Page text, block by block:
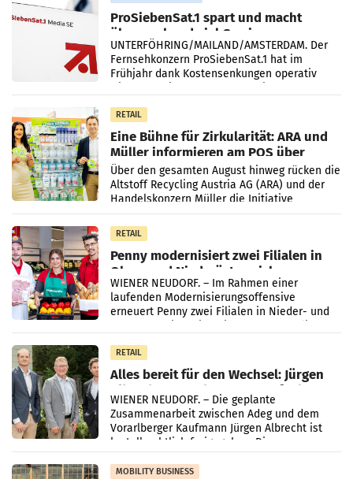
ProSiebenSat.1 spart und macht
überraschend viel Gewinn
UNTERFÖHRING/MAILAND/AMSTERDAM. Der
Fernsehkonzern ProSiebenSat.1 hat im
Frühjahr dank Kostensenkungen operativ
RETAIL
Eine Bühne für Zirkularität: ARA und
Müller informieren am POS über
Kreislauffähigkeit
Über den gesamten August hinweg rücken die
Altstoff Recycling Austria AG (ARA) und der
Handelskonzern Müller die Initiative
„Kreislauf-Helden“ in allen österreichischen
Müller-Filialen
RETAIL
Penny modernisiert zwei Filialen in
Ober- und Niederösterreich
WIENER NEUDORF. – Im Rahmen einer
laufenden Modernisierungsoffensive
erneuert Penny zwei Filialen in Nieder- und
RETAIL
Alles bereit für den Wechsel: Jürgen
Albrecht setzt ab 1.1.2027 auf Adeg
WIENER NEUDORF. – Die geplante
Zusammenarbeit zwischen Adeg und dem
Vorarlberger Kaufmann Jürgen Albrecht ist
kartellrechtlich freigegeben: Die
Bundeswettbewerbsbehörde und der
Bundeskartellanwalt
MOBILITY BUSINESS